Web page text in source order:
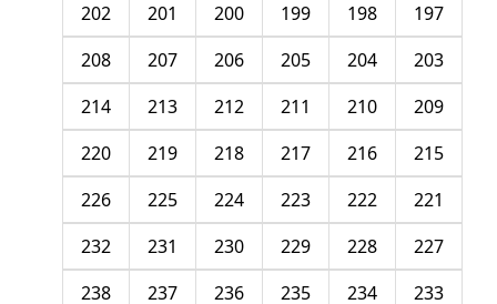
197
198
199
200
201
202
203
204
205
206
207
208
209
210
211
212
213
214
215
216
217
218
219
220
221
222
223
224
225
226
227
228
229
230
231
232
233
234
235
236
237
238